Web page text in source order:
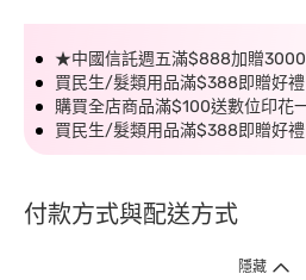
★中國信託週五滿$888加贈
買民生/髮類用品滿$388即贈好
購買全店商品滿$100送數位印花
買民生/髮類用品滿$388即贈好
付款方式與配送方式
隱藏